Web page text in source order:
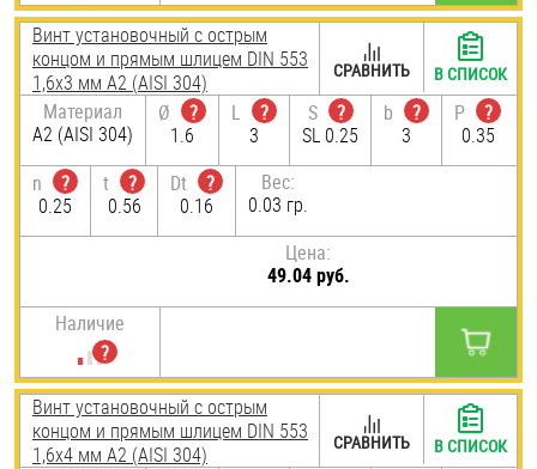
Винт установочный с острым
концом и прямым шлицем DIN 553
1,6х3 мм А2 (AISI 304)
Материал
А2 (AISI 304)
Ø
?
1.6
L
?
3
S
?
SL 0.25
b
?
3
P
?
0.35
n
?
0.25
t
?
0.56
Dt
?
0.16
Вес:
0.03 гр.
Цена:
49.04 руб.
Наличие
СРАВНИТЬ В СПИСОК
Винт установочный с острым
концом и прямым шлицем DIN 553
1,6х4 мм А2 (AISI 304)
СРАВНИТЬ В СПИСОК